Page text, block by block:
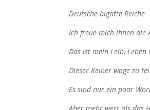
Deutsche bigotte Reiche
Ich freue mich ihnen die
Das ist mein Leib, Leben
Dieser Keiner wage zu
Es sind nur ein paar